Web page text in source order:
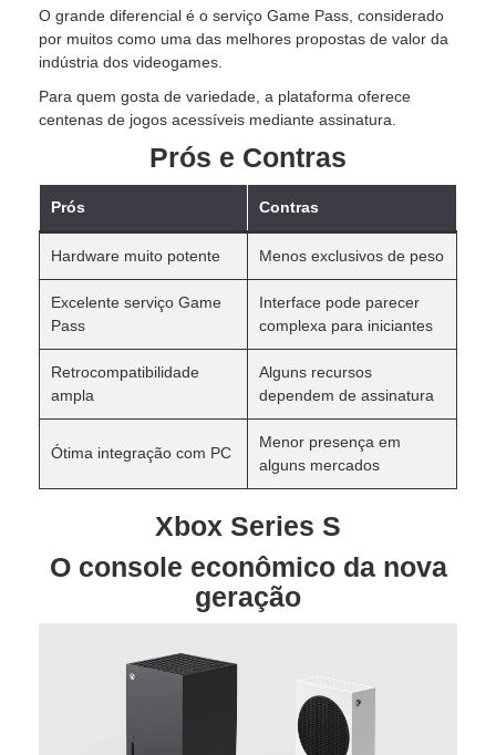
O grande diferencial é o serviço Game Pass, considerado
por muitos como uma das melhores propostas de valor da
indústria dos videogames.
Para quem gosta de variedade, a plataforma oferece
centenas de jogos acessíveis mediante assinatura.
Prós e Contras
Prós Contras
Hardware muito potente Menos exclusivos de peso
Excelente serviço Game
Pass
Interface pode parecer
complexa para iniciantes
Retrocompatibilidade
ampla
Alguns recursos
dependem de assinatura
Ótima integração com PC
Menor presença em
alguns mercados
Xbox Series S
O console econômico da nova
geração